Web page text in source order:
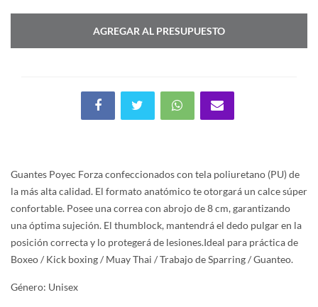
AGREGAR AL PRESUPUESTO
Guantes Poyec Forza confeccionados con tela poliuretano (PU) de
la más alta calidad. El formato anatómico te otorgará un calce súper
confortable. Posee una correa con abrojo de 8 cm, garantizando
una óptima sujeción. El thumblock, mantendrá el dedo pulgar en la
posición correcta y lo protegerá de lesiones.Ideal para práctica de
Boxeo / Kick boxing / Muay Thai / Trabajo de Sparring / Guanteo.
Género: Unisex